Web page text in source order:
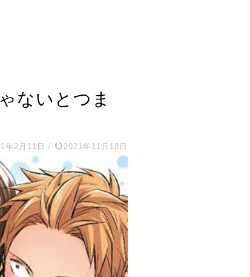
ないとつま
年2月11日 / 2021年11月18日